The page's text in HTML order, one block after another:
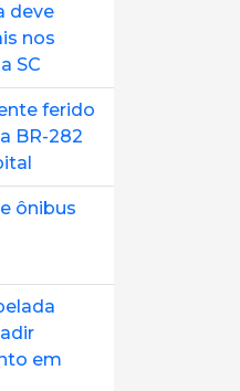
deve
nos
SC
ferido
BR-282
ônibus
em